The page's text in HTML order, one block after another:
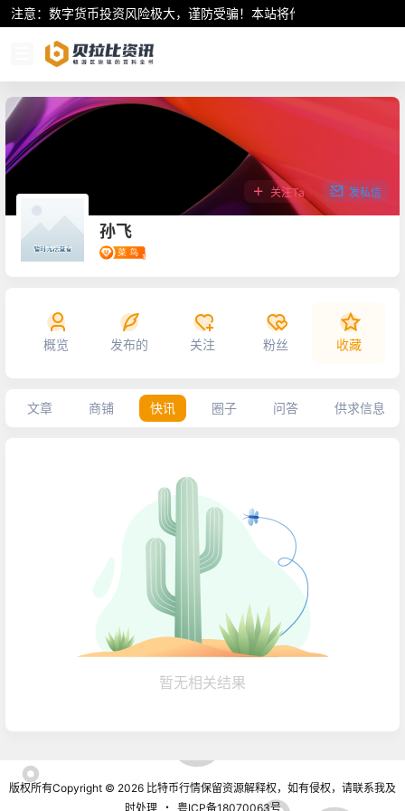
注意：数字货币投资风险极大，谨防受骗！本站将作为行业资讯共享
孙飞
关注Ta 发私信
概览 发布的 关注 粉丝 收藏
文章 商铺 快讯 圈子 问答 供求信息
暂无相关结果
版权所有Copyright © 2026 比特币行情保留资源解释权，如有侵权，请联系我及
时处理
・ 粤ICP备18070063号